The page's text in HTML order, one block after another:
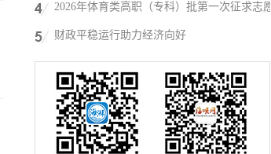
应急响应
2026年体育类高职（专科）批第一次征求志愿
填报
财政平稳运行助力经济向好